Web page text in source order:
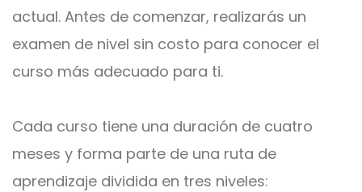
actual. Antes de comenzar, realizarás un
examen de nivel sin costo para conocer el
curso más adecuado para ti.
Cada curso tiene una duración de cuatro
meses y forma parte de una ruta de
aprendizaje dividida en tres niveles: